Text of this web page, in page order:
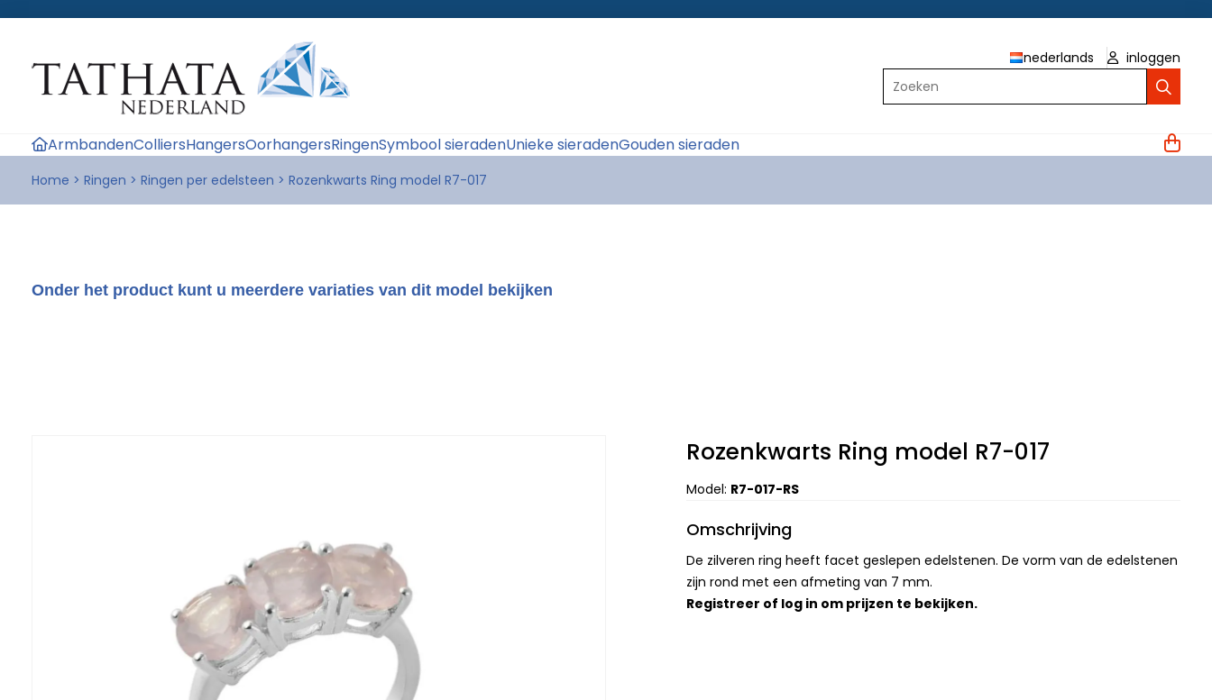
nederlands
inloggen
Zoeken
ArmbandenColliersHangersOorhangersRingenSymbool sieradenUnieke sieradenGouden sieraden
Home > Ringen > Ringen per edelsteen > Rozenkwarts Ring model R7-017
Onder het product kunt u meerdere variaties van dit model bekijken
Rozenkwarts Ring model R7-017
Model: R7-017-RS
Omschrijving
De zilveren ring heeft facet geslepen edelstenen. De vorm van de edelstenen
zijn rond met een afmeting van 7 mm.
Registreer of log in om prijzen te bekijken.